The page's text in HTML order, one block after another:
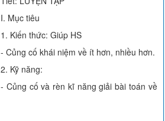
I. Mục tiêu
1. Kiến thức: Giúp HS
- Củng cố khái niệm về ít hơn, nhiều hơn.
2. Kỹ năng:
- Củng cố và rèn kĩ năng giải bài toán về